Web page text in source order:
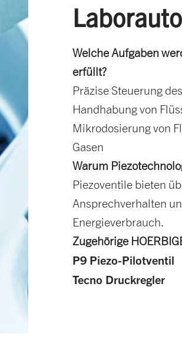
Welche Aufgaben
erfüllt?
Präzise Steuerung
Handhabung von
Mikrodosierung von
Gasen
Warum
Piezoventile bieten
Ansprechverhalten
Energieverbrauch.
Zugehörige
P9 Piezo-Pilotventil
Tecno Druckregler